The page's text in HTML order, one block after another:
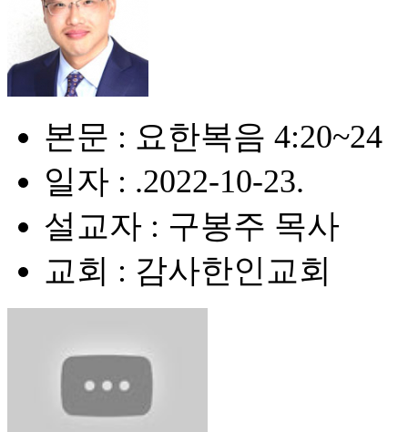
본문 : 요한복음 4:20~24
일자 : .2022-10-23.
설교자 : 구봉주 목사
교회 : 감사한인교회